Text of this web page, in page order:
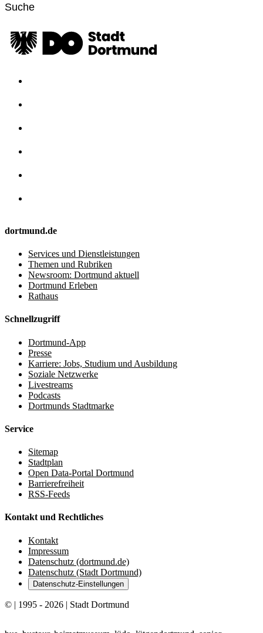
dortmund.de
Services und Dienstleistungen
Themen und Rubriken
Newsroom: Dortmund aktuell
Dortmund Erleben
Rathaus
Schnellzugriff
Dortmund-App
Presse
Karriere: Jobs, Studium und Ausbildung
Soziale Netzwerke
Livestreams
Podcasts
Dortmunds Stadtmarke
Service
Sitemap
Stadtplan
Open Data-Portal Dortmund
Barrierefreiheit
RSS-Feeds
Kontakt und Rechtliches
Kontakt
Impressum
Datenschutz (dortmund.de)
Datenschutz (Stadt Dortmund)
Datenschutz-Einstellungen
© | 1995 - 2026 | Stadt Dortmund